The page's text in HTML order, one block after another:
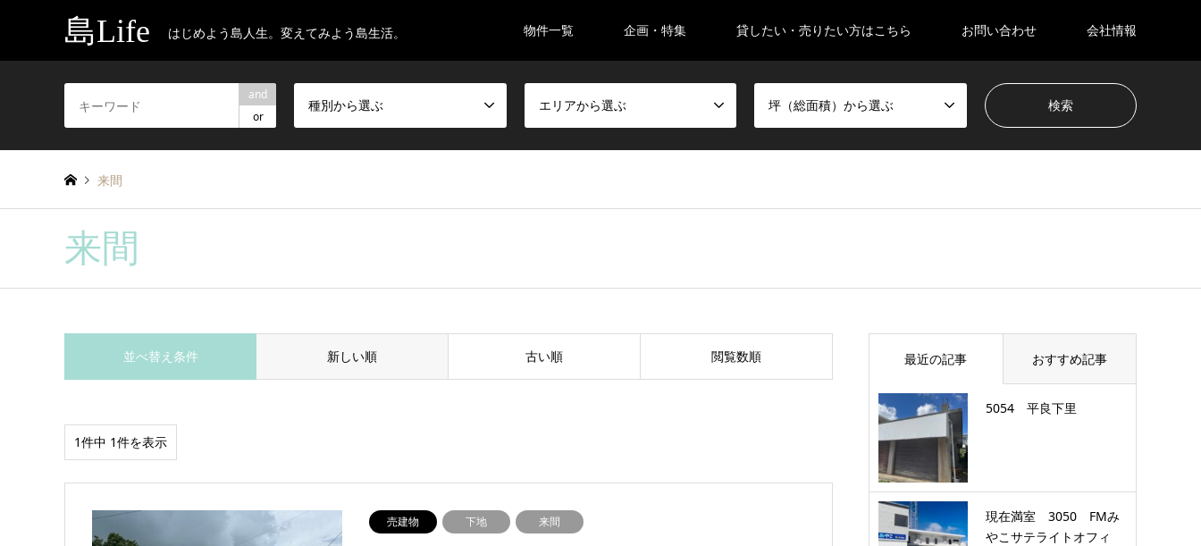
島Life はじめよう島人生。変えてみよう島生活。 物件一覧 企画・特集 貸したい・売りたい方はこちら お問い合わせ 会社情報
and
or
種別から選ぶ エリアから選ぶ 坪（総面積）から選ぶ
来間
来間
並べ替え条件 新しい順 古い順 閲覧数順
1件中 1件を表示
売建物 下地 来間
最近の記事 おすすめ記事
5054 平良下里
現在満室 3050 FMみ
やこサテライトオフィ